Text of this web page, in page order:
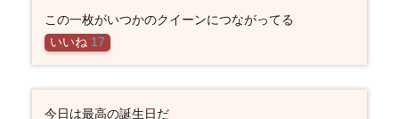
この一枚がいつかのクイーンにつながってる
いいね 17
今日は最高の誕生日だ